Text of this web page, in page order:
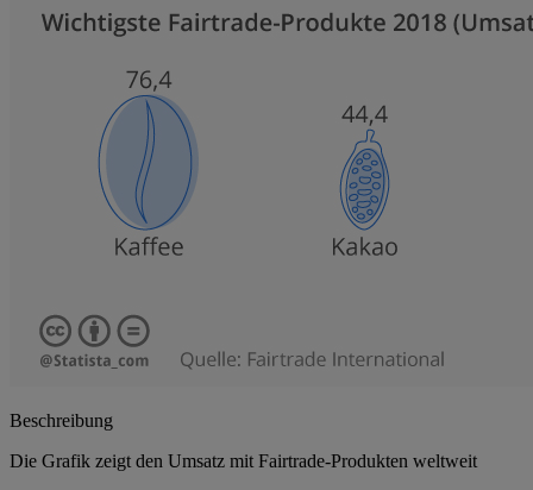
Beschreibung
Die Grafik zeigt den Umsatz mit Fairtrade-Produkten weltweit